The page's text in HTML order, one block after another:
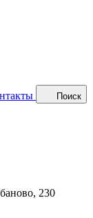
Поиск
230